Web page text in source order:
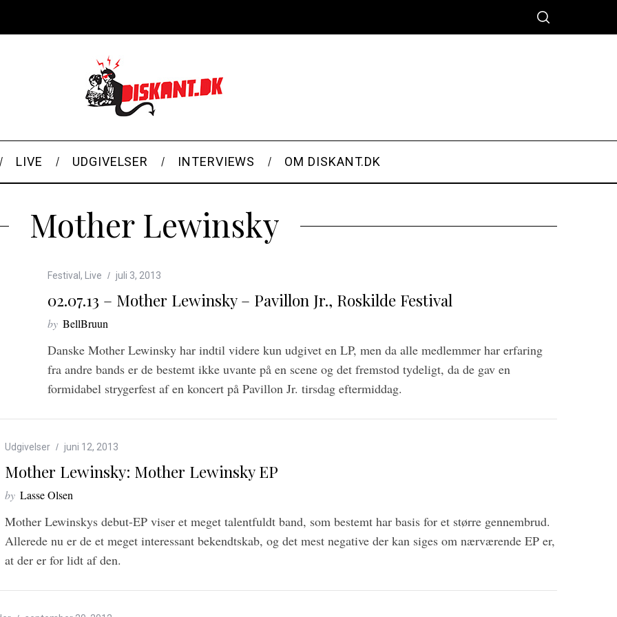
LIVE UDGIVELSER INTERVIEWS OM DISKANT.DK
Mother Lewinsky
Festival , Live juli 3, 2013
02.07.13 – Mother Lewinsky – Pavillon Jr., Roskilde Festival
by BellBruun
Danske Mother Lewinsky har indtil videre kun udgivet en LP, men da alle medlemmer har erfaring
fra andre bands er de bestemt ikke uvante på en scene og det fremstod tydeligt, da de gav en
formidabel strygerfest af en koncert på Pavillon Jr. tirsdag eftermiddag.
Udgivelser juni 12, 2013
Mother Lewinsky: Mother Lewinsky EP
by Lasse Olsen
Mother Lewinskys debut-EP viser et meget talentfuldt band, som bestemt har basis for et større gennembrud.
Allerede nu er de et meget interessant bekendtskab, og det mest negative der kan siges om nærværende EP er,
at der er for lidt af den.